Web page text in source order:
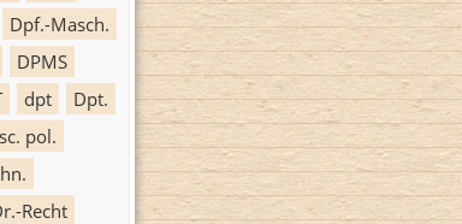
Dpf.-Masch.
DPMS
dpt
Dpt.
pol.
Recht